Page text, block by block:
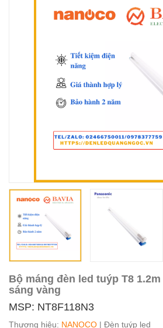
Bộ máng đèn led tuýp T8
sáng vàng
MSP: NT8F118N3
Thương hiệu: NANOCO | Đèn tuýp led